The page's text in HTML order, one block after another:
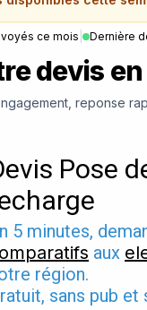
ce mois Dernière
devis
reponse
Pose
5 minutes,
aux
région.
sans pub et